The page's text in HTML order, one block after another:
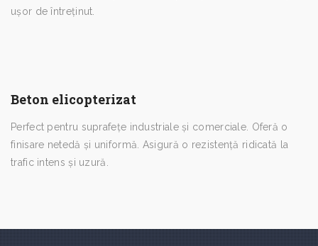
ușor de întreținut.
Beton elicopterizat
Perfect pentru suprafețe industriale și comerciale. Oferă o
finisare netedă și uniformă. Asigură o rezistență ridicată la
trafic intens și uzură.